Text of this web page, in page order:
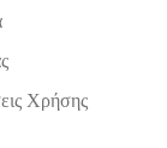
Xρήσης